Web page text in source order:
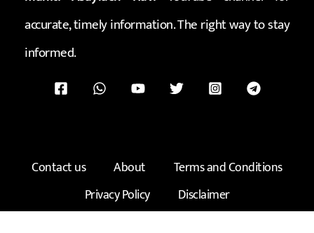
accurate, timely information. The right way to stay
informed.
Contact us About
Terms and Conditions
Privacy Policy
Disclaimer